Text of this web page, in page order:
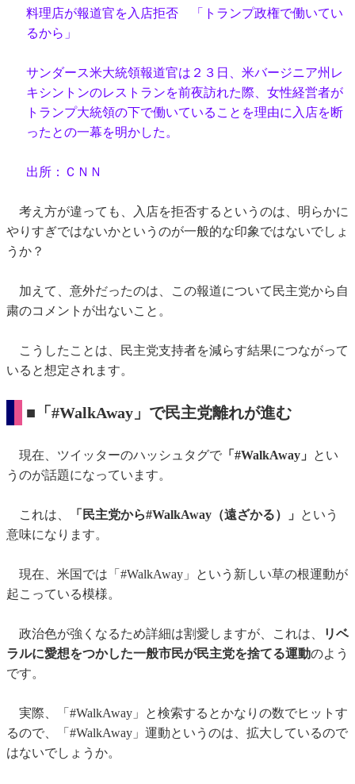
料理店が報道官を入店拒否 「トランプ政権で働いてい
るから」
サンダース米大統領報道官は２３日、米バージニア州レ
キシントンのレストランを前夜訪れた際、女性経営者が
トランプ大統領の下で働いていることを理由に入店を断
ったとの一幕を明かした。
出所：ＣＮＮ
考え方が違っても、入店を拒否するというのは、明らかに
やりすぎではないかというのが一般的な印象ではないでしょ
うか？
加えて、意外だったのは、この報道について民主党から自
粛のコメントが出ないこと。
こうしたことは、民主党支持者を減らす結果につながって
いると想定されます。
■「#WalkAway」で民主党離れが進む
現在、ツイッターのハッシュタグで 「#WalkAway」
とい
うのが話題になっています。
これは、 「民主党から#WalkAway（遠ざかる）」
という
意味になります。
現在、米国では「#WalkAway」という新しい草の根運動が
起こっている模様。
政治色が強くなるため詳細は割愛しますが、これは、
リベ
ラルに愛想をつかした一般市民が民主党を捨てる運動のよう
です。
実際、「#WalkAway」と検索するとかなりの数でヒットす
るので、「#WalkAway」運動というのは、拡大しているので
はないでしょうか。